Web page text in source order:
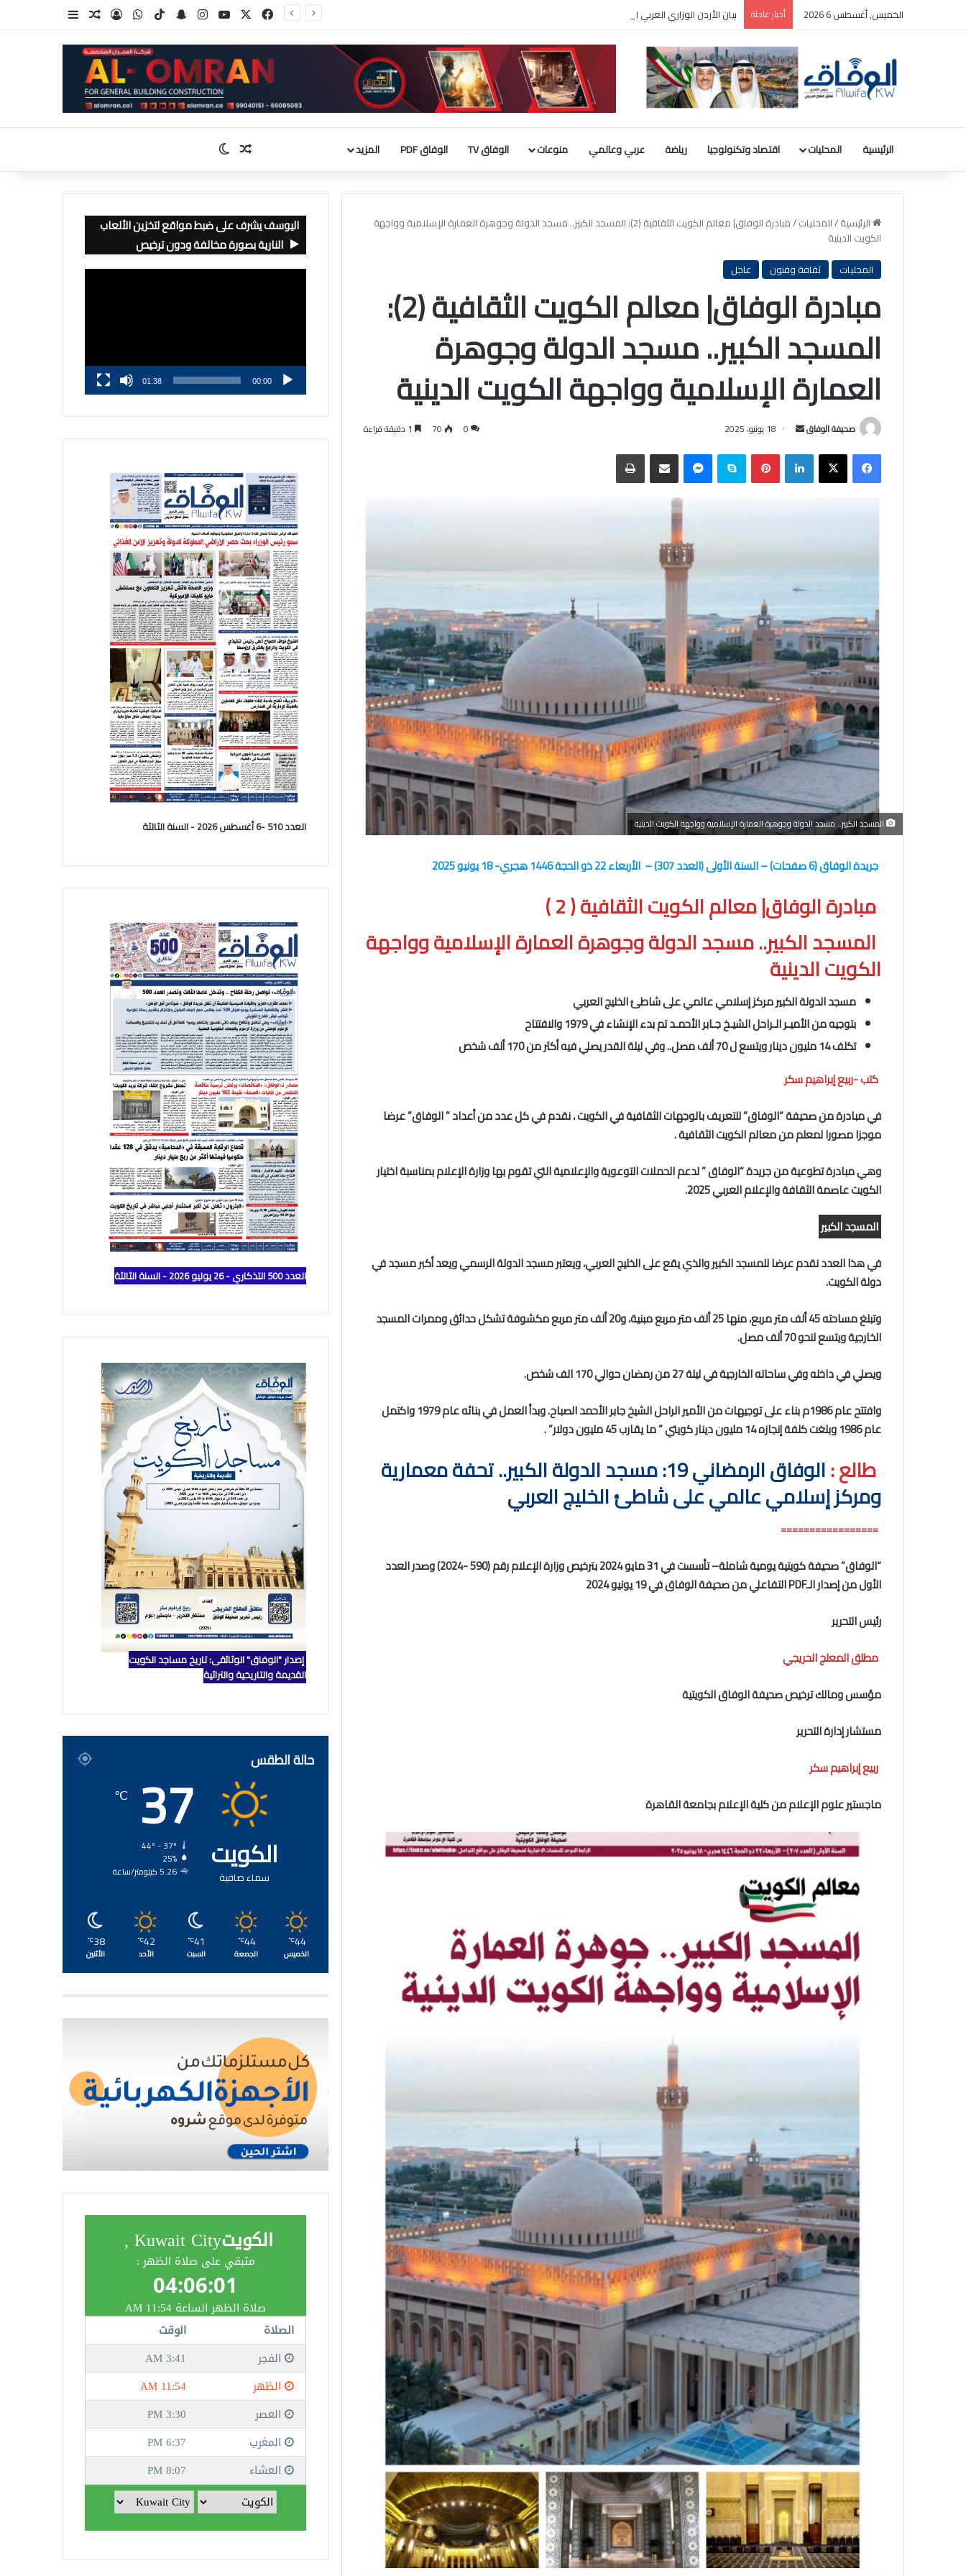
الخميس, أغسطس 6 2026 أخبار عاجلة بيان الأردن الوزاري العربي الإسلامي : إطلاق تحرك لحشد موقف دولي لاحترام الوضع التاريخي بالقدس فيسبوك ‫YouTubeانستقرامسناب تشات
‫TikTokواتسابتسجيل الدخول
مقال عشوائي
إضافة عمود
الرئيسية المحليات اقتصاد وتكنولوجيا رياضة عربي وعالمي منوعات الوفاق TV الوفاق PDF المزيد مقال عشوائي
الوضع المظلم
الرئيسية/المحليات/
مبادرة الوفاق| معالم الكويت الثقافية (2): المسجد الكبير.. مسجد الدولة وجوهرة العمارة الإسلامية وواجهة
الكويت الدينية
المحليات
ثقافة وفنون عاجل
مبادرة الوفاق| معالم الكويت الثقافية (2):
المسجد الكبير.. مسجد الدولة وجوهرة
العمارة الإسلامية وواجهة الكويت الدينية
صحيفة الوفاق
أرسل
إلكترونيا
18 يونيو، 2025 0
70
فيسبوك‫X لينكدإن بينتيريستسكايب ماسنجر مشاركة عبر البريد الطباعة
المسجد الكبير.. مسجد الدولة وجوهرة العمارة الإسلامية وواجهة الكويت الدينية
جريدة الوفاق (6 صفحات) – السنة الأولى (العدد 307) – الأربعاء 22 ذو الحجة 1446 هجري- 18 يونيو 2025
مبادرة الوفاق| معالم الكويت الثقافية (2 )
المسجد الكبير.. مسجد الدولة وجوهرة العمارة الإسلامية وواجهة
الكويت الدينية
مسجد الدولة الكبير مركز إسلامي عالمي على شاطئ الخليج العربي
بتوجيه من الأميـر الـراحل الشيـخ جـابر الأحمـد تم بدء الإنشاء في 1979 والافتتاح
تكلف 14 مليون دينار ويتسع ل 70 ألف مصل.. وفي ليلة القدر يصلي فيه أكثر من 170 ألف شخص
كتب -ربيع إبراهيم سكر
في مبادرة من صحيفة “الوفاق” للتعريف بالوجهات الثقافية في الكويت ، نقدم في كل عدد من أعداد ” الوفاق” عرضا
موجزا مصورا لمعلم من معالم الكويت الثقافية .
وهي مبادرة تطوعية من جريدة “الوفاق ” لدعم الحملات التوعوية والإعلامية التي تقوم بها وزارة الإعلام بمناسبة اختيار
الكويت عاصمة الثقافة والإعلام العربي 2025.
المسجد الكبير
في هذا العدد نقدم عرضا للمسجد الكبير والذي يقع على الخليج العربي، ويعتبر مسجد الدولة الرسمي ويعد أكبر مسجد في
دولة الكويت.
وتبلغ مساحته 45 ألف متر مربع، منها 25 ألف متر مربع مبنية، و20 ألف متر مربع مكشوفة تشكل حدائق وممرات المسجد
الخارجية ويتسع لنحو 70 ألف مصل.
ويصلي في داخله وفي ساحاته الخارجية في ليلة 27 من رمضان حوالي 170 الف شخص.
وافتتح عام 1986م بناء على توجيهات من الأمير الراحل الشيخ جابر الأحمد الصباح. وبدأ العمل في بنائه عام 1979 واكتمل
عام 1986 وبلغت كلفة إنجازه 14 مليون دينار كويتي ” ما يقارب 45 مليون دولار” .
طالع : الوفاق الرمضاني 19: مسجد الدولة الكبير.. تحفة معمارية
ومركز إسلامي عالمي على شاطئ الخليج العربي
=================
“ا
لوفاق” صحيفة كويتية يومية شاملة– تأسست في 31 مايو 2024 بترخيص وزارة الإعلام رقم (590 -2024) وصدر العدد
الأول من إصدار الـPDFالتفاعلي من صحيفة الوفاق في 19 يونيو 2024
رئيس التحرير
مطلق المعلج الحريجي
مؤسس ومالك ترخيص صحيفة الوفاق الكويتية
مستشار إدارة التحرير
ربيع إبراهيم سكر
ماجستير علوم الإعلام من كلية الإعلام بجامعة القاهرة
اليوسف يشرف على ضبط مواقع لتخزين الألعاب
النارية بصورة مخالفة ودون ترخيص
00:00
01:38
العدد 510 -6 أغسطس 2026 - السنة الثالثة
العدد 500 التذكاري - 26 يوليو 2026 - السنة الثالثة
إصدار "الوفاق" الوثائقي: تاريخ مساجد الكويت
القديمة والتاريخية والتراثية
حالة الطقس
الكويت
سماء صافية
37
℃
25%
5.26 كيلومتر/ساعة
44
℃
الخميس
44
℃
الجمعة
41
℃
السبت
42
℃
الأحد
38
℃
الأثنين